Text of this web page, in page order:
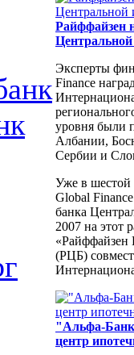
Райффайзен
Эксперты
Finance
уровня были
Албании,
Сербии и
Уже в шестой
Global
банка
2007 на этот
«Райффайзен
(РЦБ)
"Альфа-
центр